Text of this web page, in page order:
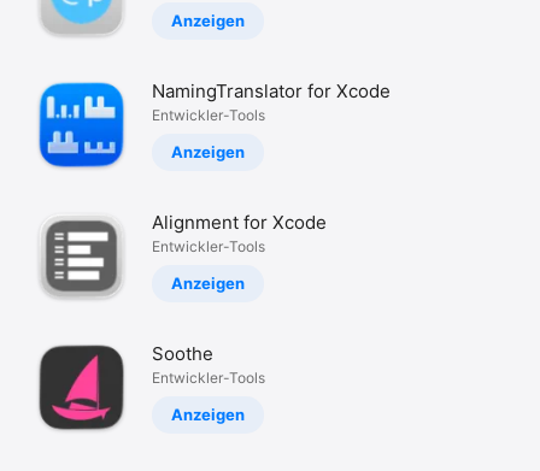
Anzeigen
NamingTranslator for Xcode
Entwickler-Tools
Anzeigen
Alignment for Xcode
Entwickler-Tools
Anzeigen
Soothe
Entwickler-Tools
Anzeigen